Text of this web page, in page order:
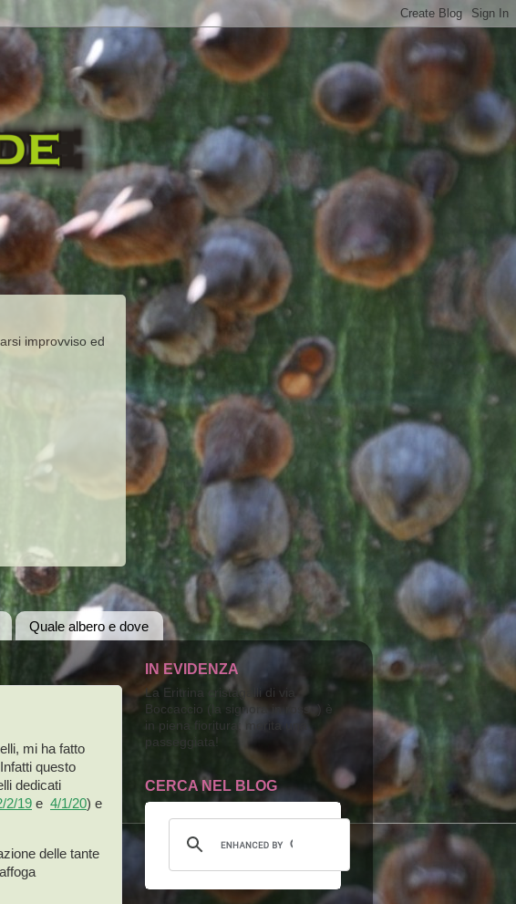
improvviso ed
Quale albero e dove
mi ha fatto
questo
dedicati
2/19 e 4/1/20) e
delle tante
IN EVIDENZA
La Eritrina cristagalli di via
Boccaccio (la signora in rosso) è
in piena fioritura; merita una
passeggiata!
CERCA NEL BLOG